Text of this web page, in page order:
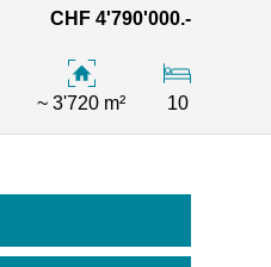
CHF 4'790'000.-
~ 3'720 m² 10